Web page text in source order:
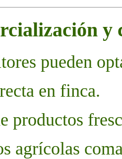
y
pueden
en finca.
productos
agrícolas